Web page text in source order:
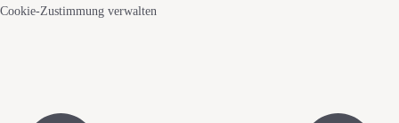
Cookie-Zustimmung verwalten